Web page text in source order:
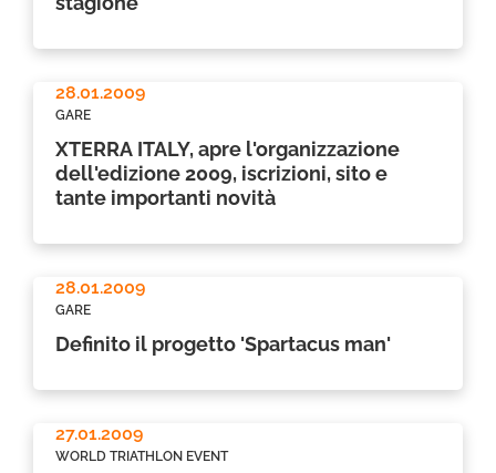
28.01.2009
GARE
XTERRA ITALY, apre l'organizzazione
dell'edizione 2009, iscrizioni, sito e
tante importanti novità
28.01.2009
GARE
Definito il progetto 'Spartacus man'
27.01.2009
WORLD TRIATHLON EVENT